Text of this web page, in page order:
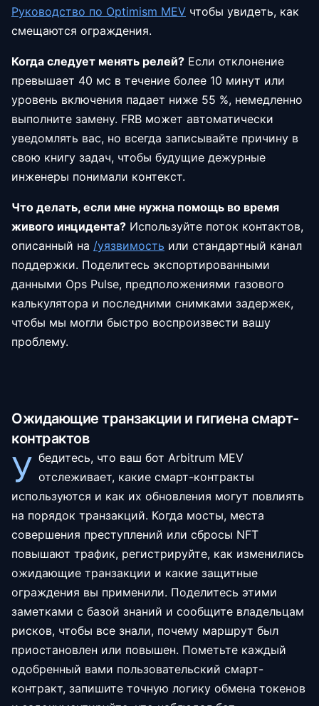
Руководство по Optimism MEV чтобы увидеть, как
смещаются ограждения.
Когда следует менять релей? Если отклонение
превышает 40 мс в течение более 10 минут или
уровень включения падает ниже 55 %, немедленно
выполните замену. FRB может автоматически
уведомлять вас, но всегда записывайте причину в
свою книгу задач, чтобы будущие дежурные
инженеры понимали контекст.
Что делать, если мне нужна помощь во время
живого инцидента? Используйте поток контактов,
описанный на /уязвимость или стандартный канал
поддержки. Поделитесь экспортированными
данными Ops Pulse, предположениями газового
калькулятора и последними снимками задержек,
чтобы мы могли быстро воспроизвести вашу
проблему.
Ожидающие транзакции и гигиена смарт-
контрактов
У бедитесь, что ваш бот Arbitrum MEV
отслеживает, какие смарт-контракты
используются и как их обновления могут повлиять
на порядок транзакций. Когда мосты, места
совершения преступлений или сбросы NFT
повышают трафик, регистрируйте, как изменились
ожидающие транзакции и какие защитные
ограждения вы применили. Поделитесь этими
заметками с базой знаний и сообщите владельцам
рисков, чтобы все знали, почему маршрут был
приостановлен или повышен. Пометьте каждый
одобренный вами пользовательский смарт-
контракт, запишите точную логику обмена токенов